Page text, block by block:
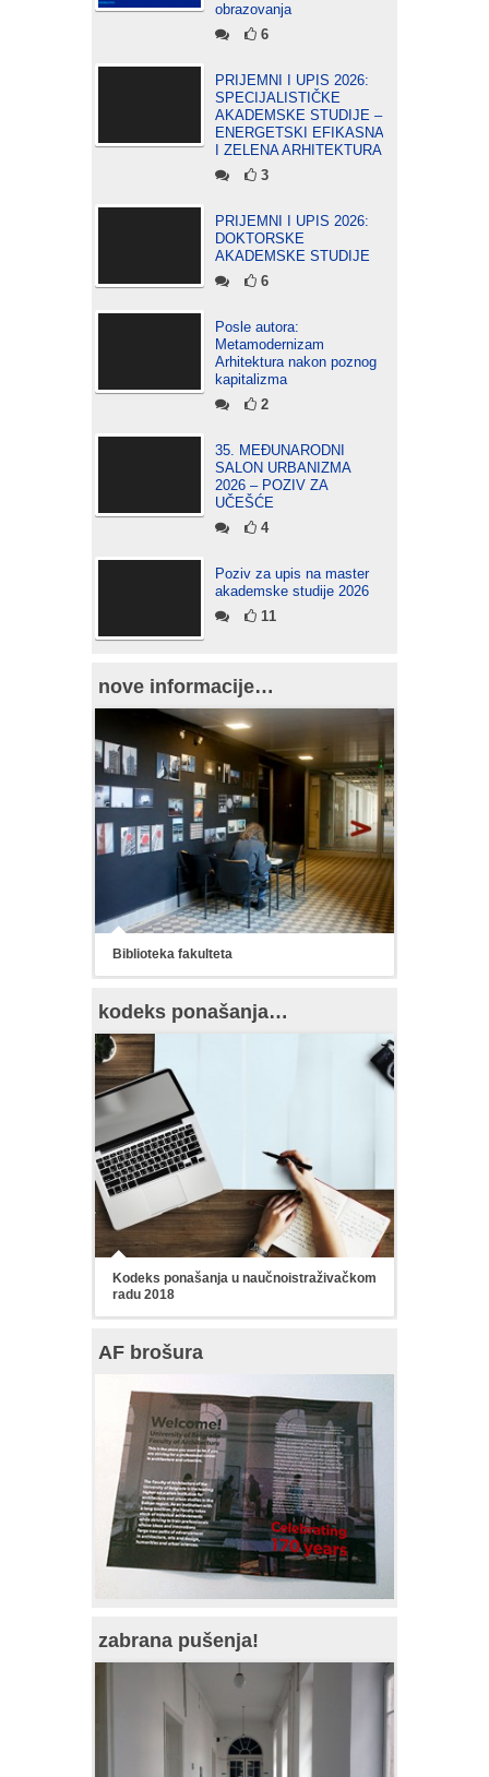
obrazovanja
6
PRIJEMNI I UPIS 2026:
SPECIJALISTIČKE
AKADEMSKE STUDIJE –
ENERGETSKI EFIKASNA
I ZELENA ARHITEKTURA
3
PRIJEMNI I UPIS 2026:
DOKTORSKE
AKADEMSKE STUDIJE
6
Posle autora:
Metamodernizam
Arhitektura nakon poznog
kapitalizma
2
35. MEĐUNARODNI
SALON URBANIZMA
2026 – POZIV ZA
UČEŠĆE
4
Poziv za upis na master
akademske studije 2026
11
nove informacije…
Biblioteka fakulteta
kodeks ponašanja…
Kodeks ponašanja u naučnoistraživačkom
radu 2018
AF brošura
zabrana pušenja!